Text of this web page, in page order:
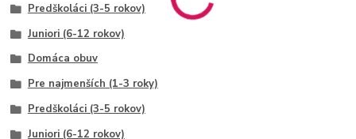
Predškoláci (3-5 rokov)
Juniori (6-12 rokov)
Domáca obuv
Pre najmenších (1-3 roky)
Predškoláci (3-5 rokov)
Juniori (6-12 rokov)